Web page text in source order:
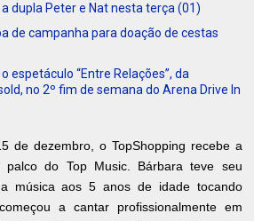
dupla Peter e Nat nesta terça (01)
de campanha para doação de cestas
espetáculo “Entre Relações”, da
no 2º fim de semana do Arena Drive In
de dezembro, o TopShopping recebe a
do Top Music. Bárbara teve seu
música aos 5 anos de idade tocando
a cantar profissionalmente em